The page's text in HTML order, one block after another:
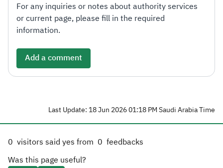
For any inquiries or notes about authority services
or current page, please fill in the required
information.
Add a comment
Last Update: 18 Jun 2026 01:18 PM Saudi Arabia Time
0 visitors said yes from 0 feedbacks
Was this page useful?